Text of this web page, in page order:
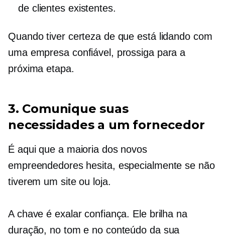
de clientes existentes.
Quando tiver certeza de que está lidando com
uma empresa confiável, prossiga para a
próxima etapa.
3. Comunique suas
necessidades a um fornecedor
É aqui que a maioria dos novos
empreendedores hesita, especialmente se não
tiverem um site ou loja.
A chave é exalar confiança. Ele brilha na
duração, no tom e no conteúdo da sua